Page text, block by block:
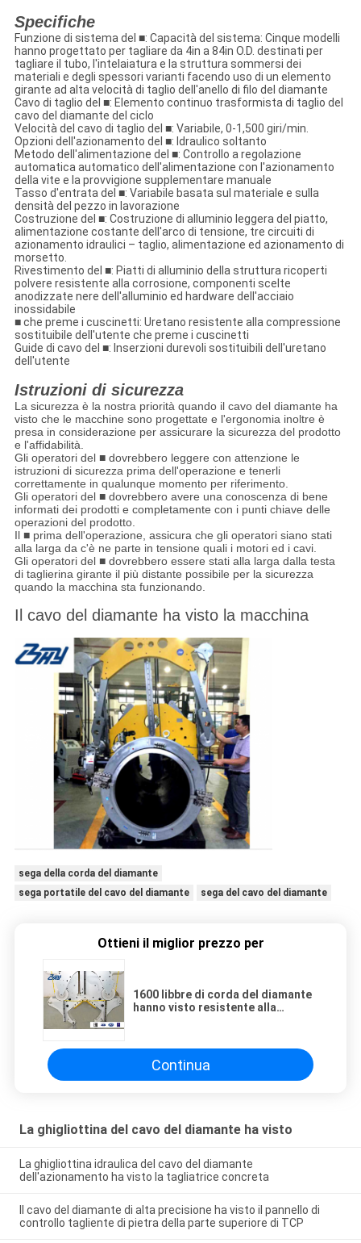
Specifiche
Funzione di sistema del ■: Capacità del sistema: Cinque modelli
hanno progettato per tagliare da 4in a 84in O.D. destinati per
tagliare il tubo, l'intelaiatura e la struttura sommersi dei
materiali e degli spessori varianti facendo uso di un elemento
girante ad alta velocità di taglio dell'anello di filo del diamante
Cavo di taglio del ■: Elemento continuo trasformista di taglio del
cavo del diamante del ciclo
Velocità del cavo di taglio del ■: Variabile, 0-1,500 giri/min.
Opzioni dell'azionamento del ■: Idraulico soltanto
Metodo dell'alimentazione del ■: Controllo a regolazione
automatica automatico dell'alimentazione con l'azionamento
della vite e la provvigione supplementare manuale
Tasso d'entrata del ■: Variabile basata sul materiale e sulla
densità del pezzo in lavorazione
Costruzione del ■: Costruzione di alluminio leggera del piatto,
alimentazione costante dell'arco di tensione, tre circuiti di
azionamento idraulici – taglio, alimentazione ed azionamento di
morsetto.
Rivestimento del ■: Piatti di alluminio della struttura ricoperti
polvere resistente alla corrosione, componenti scelte
anodizzate nere dell'alluminio ed hardware dell'acciaio
inossidabile
■che preme i cuscinetti: Uretano resistente alla compressione
sostituibile dell'utente che preme i cuscinetti
Guide di cavo del ■: Inserzioni durevoli sostituibili dell'uretano
dell'utente
Istruzioni di sicurezza
La sicurezza è la nostra priorità quando il cavo del diamante ha
visto che le macchine sono progettate e l'ergonomia inoltre è
presa in considerazione per assicurare la sicurezza del prodotto
e l'affidabilità.
Gli operatori del ■ dovrebbero leggere con attenzione le
istruzioni di sicurezza prima dell'operazione e tenerli
correttamente in qualunque momento per riferimento.
Gli operatori del ■ dovrebbero avere una conoscenza di bene
informati dei prodotti e completamente con i punti chiave delle
operazioni del prodotto.
Il ■ prima dell'operazione, assicura che gli operatori siano stati
alla larga da c'è ne parte in tensione quali i motori ed i cavi.
Gli operatori del ■ dovrebbero essere stati alla larga dalla testa
di taglierina girante il più distante possibile per la sicurezza
quando la macchina sta funzionando.
Il cavo del diamante ha visto la macchina
sega della corda del diamante
sega portatile del cavo del diamante
sega del cavo del diamante
Ottieni il miglior prezzo per
1600 libbre di corda del diamante
hanno visto resistente alla
Continua
La ghigliottina del cavo del diamante ha visto
La ghigliottina idraulica del cavo del diamante
dell'azionamento ha visto la tagliatrice concreta
Il cavo del diamante di alta precisione ha visto il pannello di
controllo tagliente di pietra della parte superiore di TCP